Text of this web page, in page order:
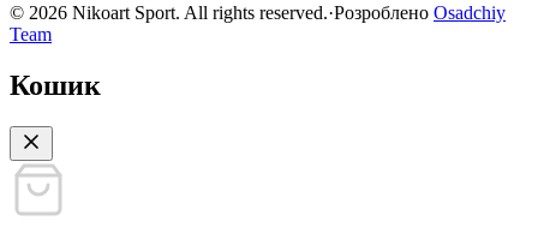
© 2026 Nikoart Sport. All rights reserved.·Розроблено Osadchiy
Team
Кошик